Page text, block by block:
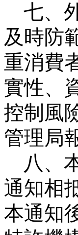
七、
及時防
重消費
實性、
控制風
管理局
八、
通知相
本通知